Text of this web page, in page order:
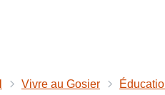
Vivre au Gosier